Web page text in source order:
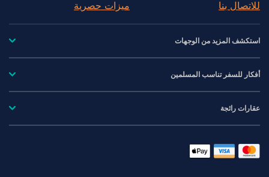
للاتصال بنا
ميزات حصرية
استكشف المزيد من الوجهات
أفكار للسفر تناسب المسلمين
عقارات رائجة